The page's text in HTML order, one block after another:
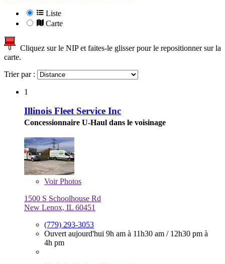
Liste
Carte
Cliquez sur le NIP et faites-le glisser pour le repositionner sur la
carte.
Trier par :
1
Illinois Fleet Service Inc
Concessionnaire U-Haul dans le voisinage
VoirPhotos
1500 S Schoolhouse Rd
New Lenox, IL 60451
(779) 293-3053
Ouvert aujourd'hui 9h am à 11h30 am / 12h30 pm à
4h pm